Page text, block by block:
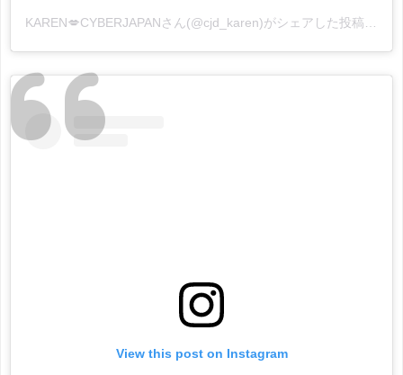
KAREN💋CYBERJAPANさん(@cjd_karen)がシェアした投稿 -
View this post on Instagram